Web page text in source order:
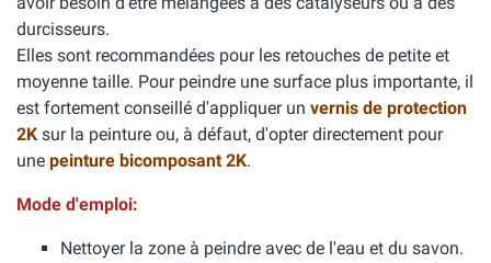
durcisseurs.
Elles sont recommandées pour les retouches de petite et
moyenne taille. Pour peindre une surface plus importante, il
est fortement conseillé d'appliquer un vernis de protection
2K sur la peinture ou, à défaut, d'opter directement pour
une peinture bicomposant 2K.
Mode d'emploi:
Nettoyer la zone à peindre avec de l'eau et du savon.